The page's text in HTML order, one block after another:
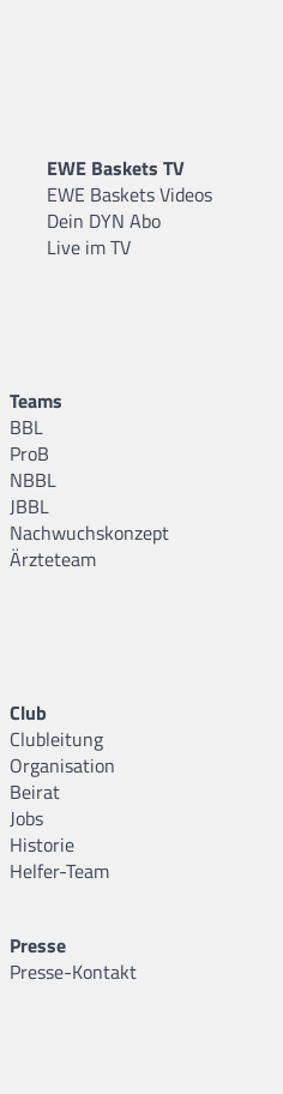
EWE Baskets TV
EWE Baskets Videos
Dein DYN Abo
Live im TV
Teams
BBL
ProB
NBBL
JBBL
Nachwuchskonzept
Ärzteteam
Club
Clubleitung
Organisation
Beirat
Jobs
Historie
Helfer-Team
Presse
Presse-Kontakt